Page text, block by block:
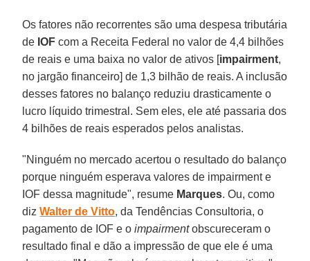
Os fatores não recorrentes são uma despesa tributária
de IOF com a Receita Federal no valor de 4,4 bilhões
de reais e uma baixa no valor de ativos [impairment,
no jargão financeiro] de 1,3 bilhão de reais. A inclusão
desses fatores no balanço reduziu drasticamente o
lucro líquido trimestral. Sem eles, ele até passaria dos
4 bilhões de reais esperados pelos analistas.
"Ninguém no mercado acertou o resultado do balanço
porque ninguém esperava valores de impairment e
IOF dessa magnitude", resume Marques. Ou, como
dizWalter de Vitto, da Tendências Consultoria, o
pagamento de IOF e oimpairmentobscureceram o
resultado final e dão a impressão de que ele é uma